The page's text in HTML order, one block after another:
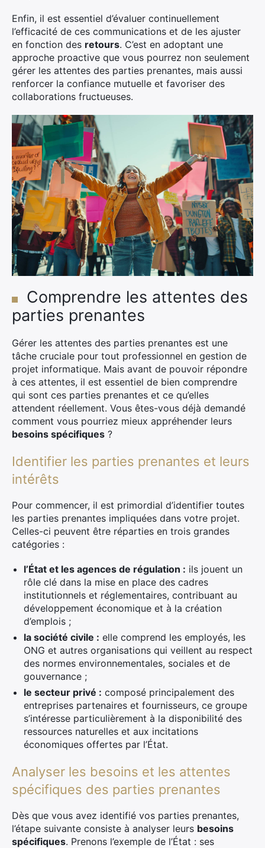
Enfin, il est essentiel d’évaluer continuellement
l’efficacité de ces communications et de les ajuster
en fonction des retours. C’est en adoptant une
approche proactive que vous pourrez non seulement
gérer les attentes des parties prenantes, mais aussi
renforcer la confiance mutuelle et favoriser des
collaborations fructueuses.
Comprendre les attentes des
parties prenantes
Gérer les attentes des parties prenantes est une
tâche cruciale pour tout professionnel en gestion de
projet informatique. Mais avant de pouvoir répondre
à ces attentes, il est essentiel de bien comprendre
qui sont ces parties prenantes et ce qu’elles
attendent réellement. Vous êtes-vous déjà demandé
comment vous pourriez mieux appréhender leurs
besoins spécifiques ?
Identifier les parties prenantes et leurs
intérêts
Pour commencer, il est primordial d’identifier toutes
les parties prenantes impliquées dans votre projet.
Celles-ci peuvent être réparties en trois grandes
catégories :
l’État et les agences de régulation : ils jouent un
rôle clé dans la mise en place des cadres
institutionnels et réglementaires, contribuant au
développement économique et à la création
d’emplois ;
la société civile : elle comprend les employés, les
ONG et autres organisations qui veillent au respect
des normes environnementales, sociales et de
gouvernance ;
le secteur privé : composé principalement des
entreprises partenaires et fournisseurs, ce groupe
s’intéresse particulièrement à la disponibilité des
ressources naturelles et aux incitations
économiques offertes par l’État.
Analyser les besoins et les attentes
spécifiques des parties prenantes
Dès que vous avez identifié vos parties prenantes,
l’étape suivante consiste à analyser leurs besoins
spécifiques. Prenons l’exemple de l’État : ses